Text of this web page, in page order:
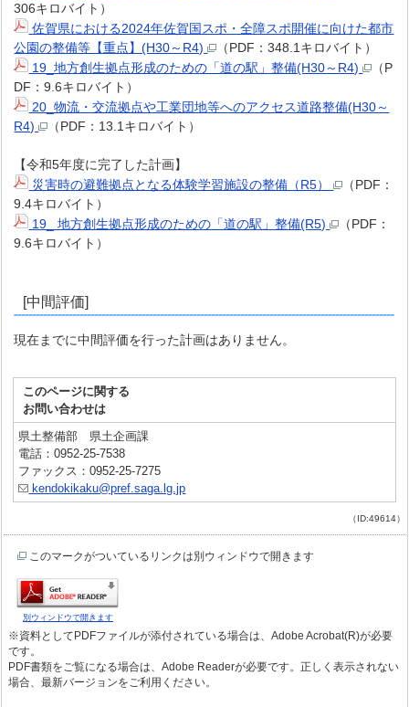
306キロバイト）
佐賀県における2024年佐賀国スポ・全障スポ開催に向けた都市
公園の整備等【重点】(H30～R4)
（PDF：348.1キロバイト）
19_地方創生拠点形成のための「道の駅」整備(H30～R4)
（P
DF：9.6キロバイト）
20_物流・交流拠点や工業団地等へのアクセス道路整備(H30～
R4)
（PDF：13.1キロバイト）
【令和5年度に完了した計画】
災害時の避難拠点となる体験学習施設の整備（R5）
（PDF：
9.4キロバイト）
19_ 地方創生拠点形成のための「道の駅」整備(R5)
（PDF：
9.6キロバイト）
[中間評価]
現在までに中間評価を行った計画はありません。
このページに関する
お問い合わせは
県土整備部 県土企画課
電話：0952-25-7538
ファックス：0952-25-7275
kendokikaku@pref.saga.lg.jp
（ID:49614）
このマークがついているリンクは別ウィンドウで開きます
別ウィンドウで開きます
※資料としてPDFファイルが添付されている場合は、Adobe Acrobat(R)が必要
です。
PDF書類をご覧になる場合は、Adobe Readerが必要です。正しく表示されない
場合、最新バージョンをご利用ください。